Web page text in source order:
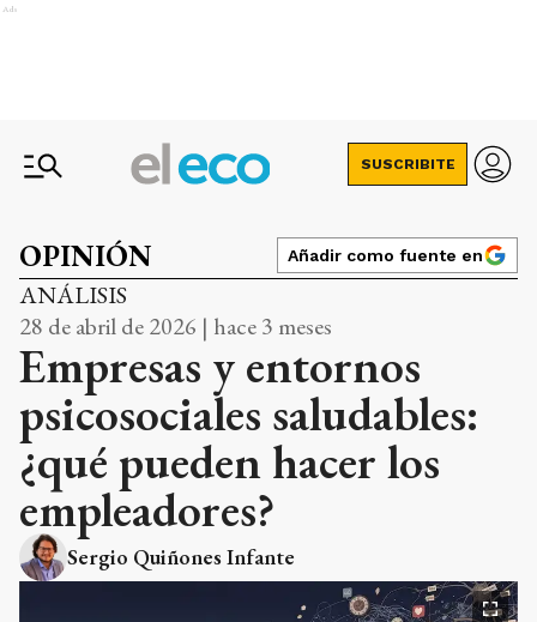
Ads
SUSCRIBITE
OPINIÓN Añadir como fuente en
ANÁLISIS
28 de abril de 2026 | hace 3 meses
Empresas y entornos
psicosociales saludables:
¿qué pueden hacer los
empleadores?
Sergio Quiñones Infante